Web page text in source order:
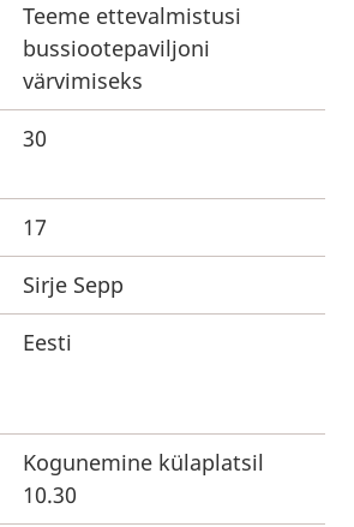
Teeme ettevalmistusi
bussiootepaviljoni
värvimiseks
30
17
Sirje Sepp
Eesti
Kogunemine külaplatsil
10.30